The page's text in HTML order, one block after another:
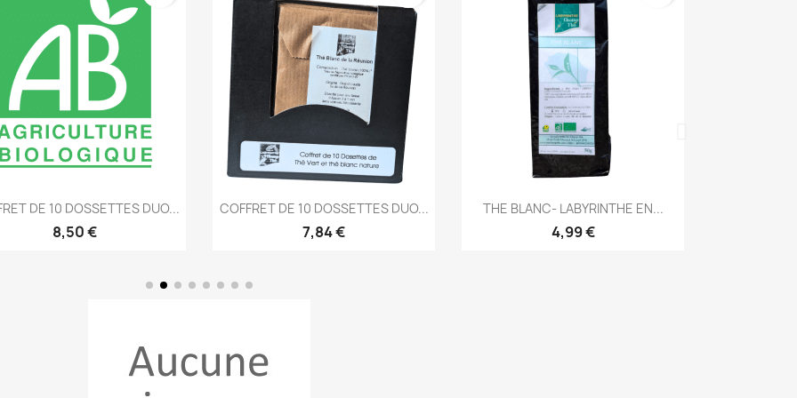
Aperçu rapide
DE 10 DOSSETTES DUO...
8,50 €
Aperçu rapide
COFFRET DE 10 DOSSETTES DUO...
7,84 €
Aperçu rapide
THE BLANC- LABYRINTHE EN...
4,99 €